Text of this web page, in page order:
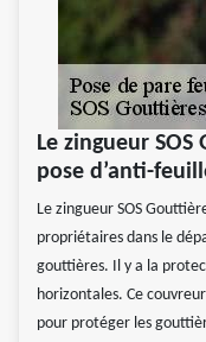
Le zingueur
pose d’anti-
Le zingueur SOS
propriétaires dans le
gouttières. Il y a la
horizontales. Ce
pour protéger les